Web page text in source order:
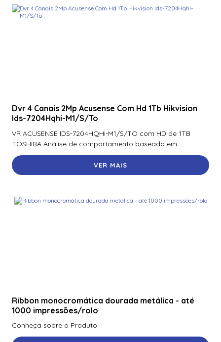
Dvr 4 Canais 2Mp Acusense Com Hd 1Tb Hikvision
Ids-7204Hqhi-M1/S/To
VR ACUSENSE IDS-7204HQHI-M1/S/TO com HD de 1TB
TOSHIBA Análise de comportamento baseada em...
VER MAIS
Ribbon monocromática dourada metálica - até
1000 impressões/rolo
Conheça sobre o Produto